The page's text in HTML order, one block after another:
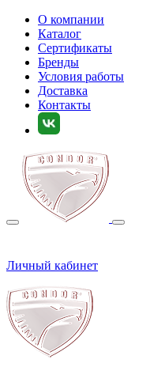
О компании
Каталог
Сертификаты
Бренды
Условия работы
Доставка
Контакты
Личный кабинет